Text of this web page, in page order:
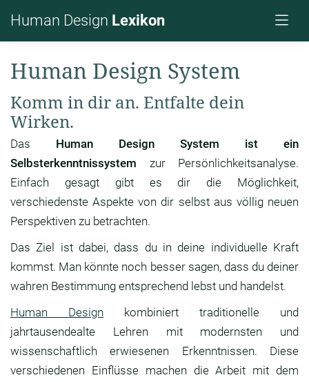
Human Design Lexikon
Human Design System
Komm in dir an. Entfalte dein
Wirken.
Das Human Design System ist ein
Selbsterkenntnissystem zur Persönlichkeitsanalyse.
Einfach gesagt gibt es dir die Möglichkeit,
verschiedenste Aspekte von dir selbst aus völlig neuen
Perspektiven zu betrachten.
Das Ziel ist dabei, dass du in deine individuelle Kraft
kommst. Man könnte noch besser sagen, dass du deiner
wahren Bestimmung entsprechend lebst und handelst.
Human Design kombiniert traditionelle und
jahrtausendealte Lehren mit modernsten und
wissenschaftlich erwiesenen Erkenntnissen. Diese
verschiedenen Einflüsse machen die Arbeit mit dem